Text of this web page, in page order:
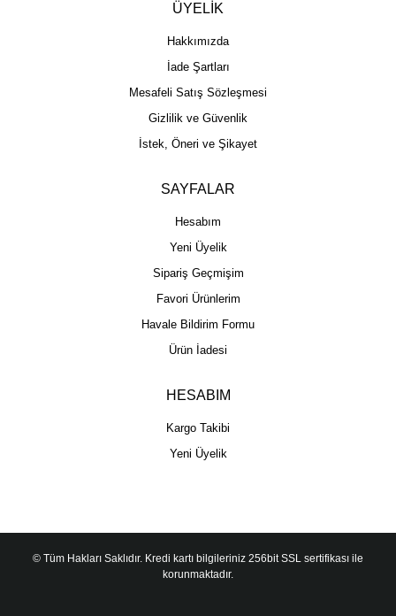
ÜYELİK
Hakkımızda
İade Şartları
Mesafeli Satış Sözleşmesi
Gizlilik ve Güvenlik
İstek, Öneri ve Şikayet
SAYFALAR
Hesabım
Yeni Üyelik
Sipariş Geçmişim
Favori Ürünlerim
Havale Bildirim Formu
Ürün İadesi
HESABIM
Kargo Takibi
Yeni Üyelik
© Tüm Hakları Saklıdır. Kredi kartı bilgileriniz 256bit SSL sertifikası ile
korunmaktadır.